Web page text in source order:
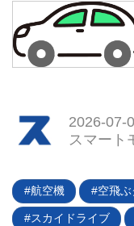
2026-07-
スマート
航空機 空飛ぶ
スカイドライブ